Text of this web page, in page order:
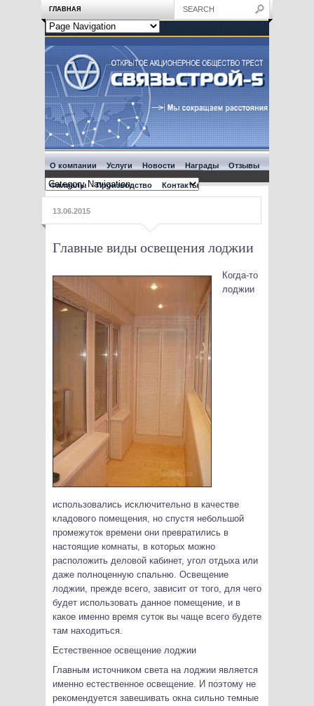
ГЛАВНАЯ
О компании Услуги Новости Награды Отзывы
Филиалы Производство Контакты
13.06.2015
Главные виды освещения лоджии
Когда-то
лоджии
использовались исключительно в качестве
кладового помещения, но спустя небольшой
промежуток времени они превратились в
настоящие комнаты, в которых можно
расположить деловой кабинет, угол отдыха или
даже полноценную спальню. Освещение
лоджии, прежде всего, зависит от того, для чего
будет использовать данное помещение, и в
какое именно время суток вы чаще всего будете
там находиться.
Естественное освещение лоджии
Главным источником света на лоджии является
именно естественное освещение. И поэтому не
рекомендуется завешивать окна сильно темные